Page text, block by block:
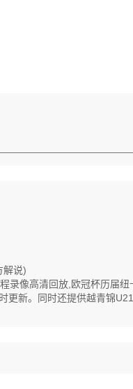
解说)
录像高清回放,欧冠杯历届
更新。同时还提供越青锦